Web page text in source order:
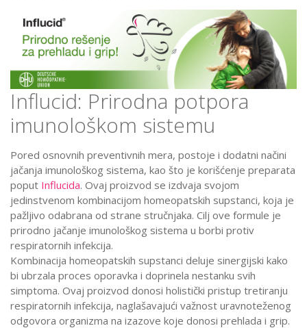
Influcid: Prirodna potpora
imunološkom sistemu
Pored osnovnih preventivnih mera, postoje i dodatni načini
jačanja imunološkog sistema, kao što je korišćenje preparata
poput Influcida. Ovaj proizvod se izdvaja svojom
jedinstvenom kombinacijom homeopatskih supstanci, koja je
pažljivo odabrana od strane stručnjaka. Cilj ove formule je
prirodno jačanje imunološkog sistema u borbi protiv
respiratornih infekcija.
Kombinacija homeopatskih supstanci deluje sinergijski kako
bi ubrzala proces oporavka i doprinela nestanku svih
simptoma. Ovaj proizvod donosi holistički pristup tretiranju
respiratornih infekcija, naglašavajući važnost uravnoteženog
odgovora organizma na izazove koje donosi prehlada i grip.